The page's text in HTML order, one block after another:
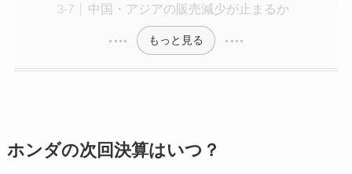
中国・アジアの販売減少が止まるか
もっと見る
ホンダの次回決算はいつ？